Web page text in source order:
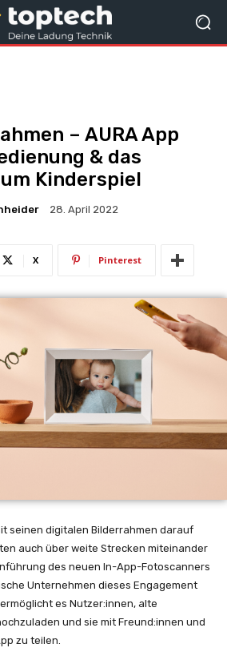
– AURA App
& das
Kinderspiel
28. April 2022
X Pinterest
seinen digitalen Bilderrahmen darauf
auch über weite Strecken miteinander
des neuen In-App-Fotoscanners
Unternehmen dieses Engagement
es Nutzer:innen, alte
und sie mit Freund:innen und
zu teilen.